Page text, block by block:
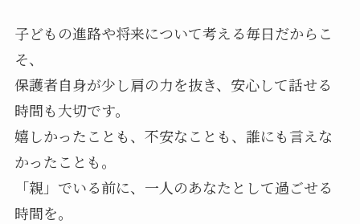
子どもの進路や将来について考える毎日だからこ
そ、
保護者自身が少し肩の力を抜き、安心して話せる
時間も大切です。
嬉しかったことも、不安なことも、誰にも言えな
かったことも。
「親」でいる前に、一人のあなたとして過ごせる
時間を。